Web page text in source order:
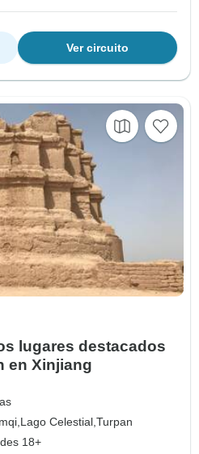
Ver circuito
lugares destacados
en Xinjiang
Lago Celestial,Turpan
18+